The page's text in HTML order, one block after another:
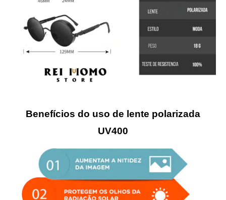
Benefícios do uso de lente polarizada
UV400